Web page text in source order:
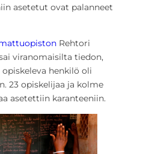
asetetut ovat palanneet
Rehtori
viranomaisilta tiedon,
henkilö oli
23 opiskelijaa ja kolme
asetettiin karanteeniin.